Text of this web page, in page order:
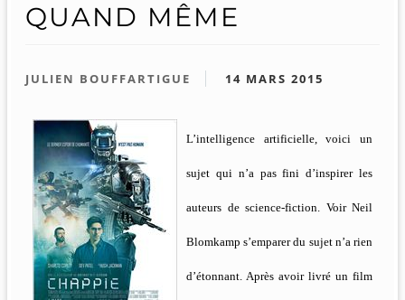
QUAND MÊME
JULIEN BOUFFARTIGUE 14 MARS 2015
L’intelligence artificielle, voici un
sujet qui n’a pas fini d’inspirer les
auteurs de science-fiction. Voir Neil
Blomkamp s’emparer du sujet n’a rien
d’étonnant. Après avoir livré un film